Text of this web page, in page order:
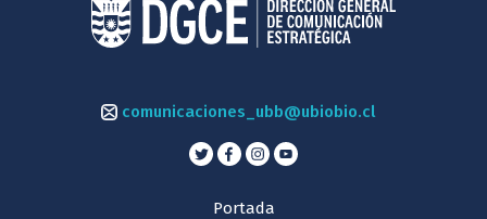
comunicaciones_ubb@ubiobio.cl
Portada